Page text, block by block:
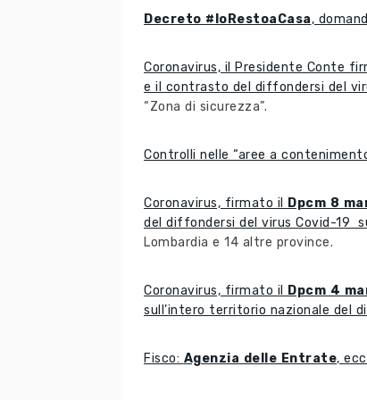
Decreto #IoRestoaCasa,
Coronavirus, il Presidente Conte
e il contrasto del diffondersi del
“Zona di sicurezza”.
Controlli nelle “aree a
Coronavirus, firmato il Dpcm 8
del diffondersi del virus Covid-19
Lombardia e 14 altre province.
Coronavirus, firmato il Dpcm 4
sull’intero territorio nazionale del
Fisco: Agenzia delle Entrate,